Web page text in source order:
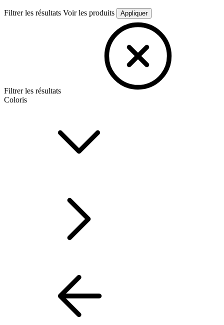
Filtrer les résultats Voir les produits Appliquer
Filtrer les résultats
Coloris